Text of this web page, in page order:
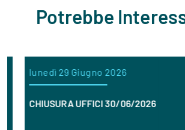
Potrebbe
lunedì 29 Giugno 2026
CHIUSURA UFFICI 30/06/2026